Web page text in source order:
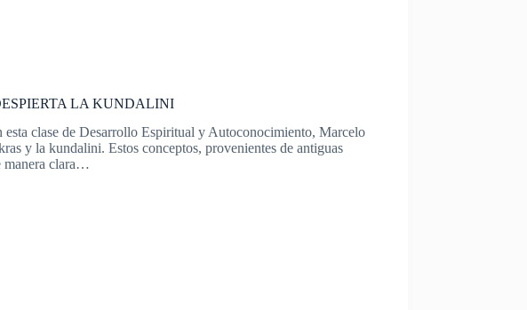
LA KUNDALINI
clase de Desarrollo Espiritual y Autoconocimiento, Marcelo
y la kundalini. Estos conceptos, provenientes de antiguas
manera clara…